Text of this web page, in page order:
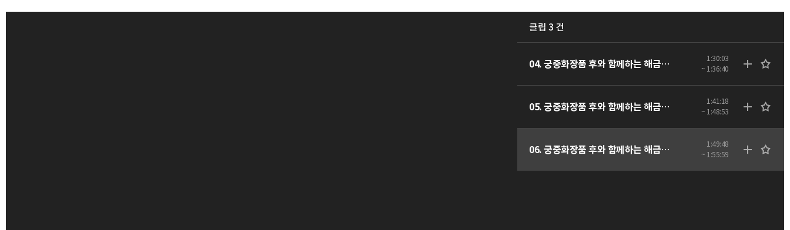
클립 3 건
04. 궁중화장품 후와 함께하는 해금연주 시리즈Ⅶ - 평조회상 '상령산' - 동영상
1:30:03
~ 1:36:40
05. 궁중화장품 후와 함께하는 해금연주 시리즈Ⅶ - 가곡 '평롱' - 동영상
1:41:18
~ 1:48:53
06. 궁중화장품 후와 함께하는 해금연주 시리즈Ⅶ - 천년만세 - 동영상
1:49:48
~ 1:55:59